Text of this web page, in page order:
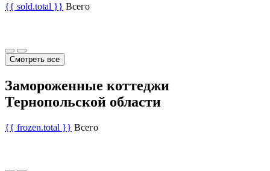
{{ sold.total }} Всего
Смотреть все
Замороженные коттеджи
Тернопольской области
{{ frozen.total }} Всего